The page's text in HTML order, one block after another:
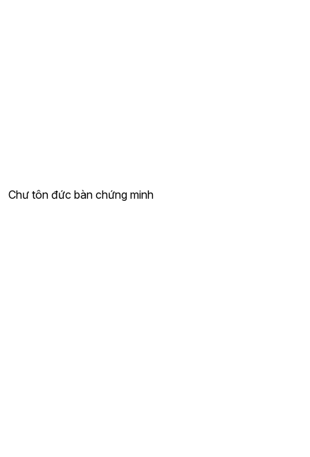
Chư tôn đức bàn chứng minh